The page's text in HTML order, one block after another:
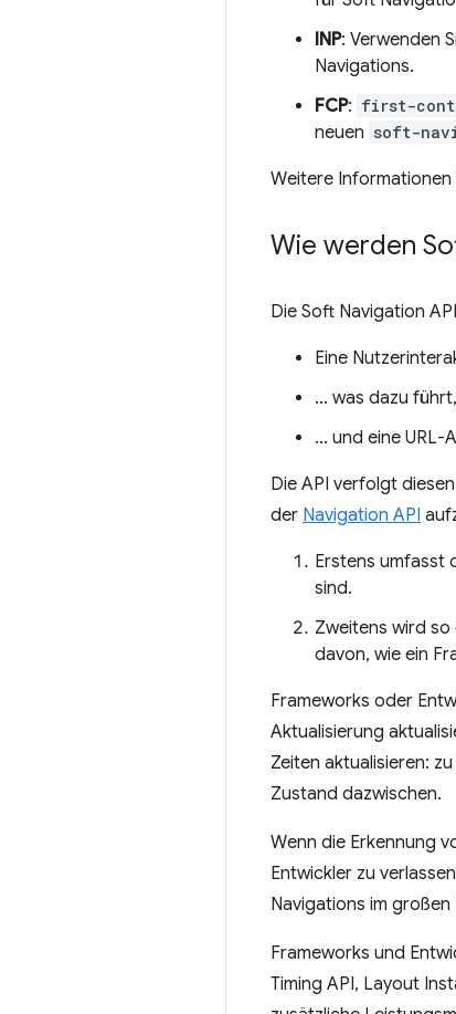
INP: Verwenden
Navigations.
FCP: first-
neuen soft-
Weitere Informationen
Wie werden
Die Soft Navigation
Eine
… was dazu
… und eine URL-
Die API verfolgt
der Navigation API
Erstens umfasst
sind.
Zweitens wird
davon, wie ein
Frameworks oder
Aktualisierung
Zeiten aktualisieren:
Zustand dazwischen.
Wenn die Erkennung
Entwickler zu
Navigations im
Frameworks und
Timing API, Layout